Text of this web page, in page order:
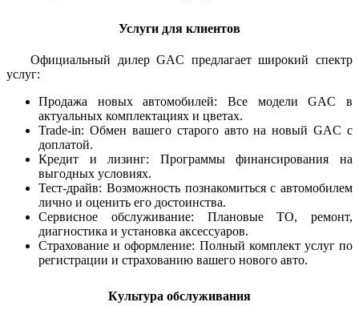
Услуги для клиентов
Официальный дилер GAC предлагает широкий спектр
услуг:
Продажа новых автомобилей: Все модели GAC в
актуальных комплектациях и цветах.
Trade-in: Обмен вашего старого авто на новый GAC с
доплатой.
Кредит и лизинг: Программы финансирования на
выгодных условиях.
Тест-драйв: Возможность познакомиться с автомобилем
лично и оценить его достоинства.
Сервисное обслуживание: Плановые ТО, ремонт,
диагностика и установка аксессуаров.
Страхование и оформление: Полный комплект услуг по
регистрации и страхованию вашего нового авто.
Культура обслуживания